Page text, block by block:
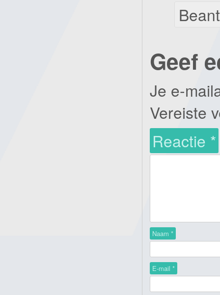
Geef
Je e-
Vereiste
Reactie *
Naam *
E-mail *